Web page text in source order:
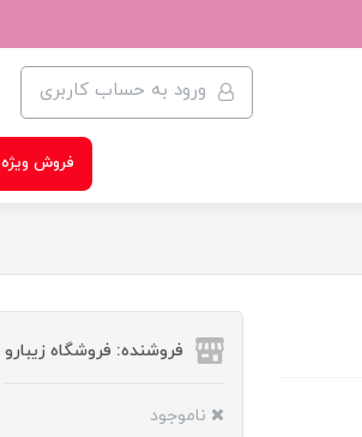
ورود به حساب کاربری
فروش ویژه
فروشنده: فروشگاه زیبارو
ناموجود